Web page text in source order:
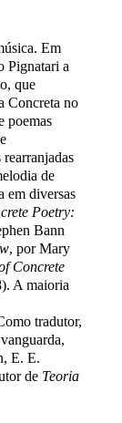
Em
Pignatari a
que
Concreta no
poemas
de
em diversas
Poetry:
Bann
, por Mary
Concrete
A maioria
tradutor,
E. E.
de Teoria